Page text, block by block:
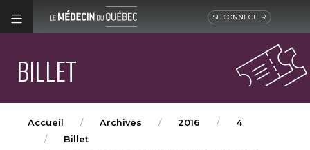
SE CONNECTER
BILLET
Accueil Archives 2016
4
Billet